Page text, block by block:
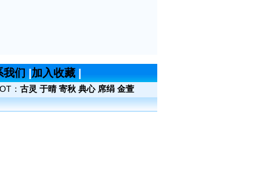
我们 加入收藏|
： 古灵 于晴 寄秋 典心 席绢 金萱